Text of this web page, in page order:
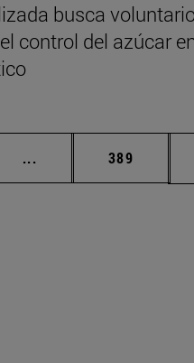
busca
control del azúcar
... Páginas intermedias
Página
389